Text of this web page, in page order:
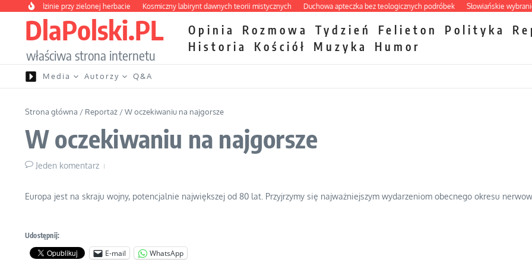
Przejdź do treści
o rodzinie przy zielonej herbacie Kosmiczny labirynt dawnych teorii mistycznych Duchowa apteczka bez teologicznych podróbek Słowiańskie
DlaPolski.PL
właściwa strona internetu
Opinia Rozmowa Tydzień Felieton Polityka
Historia
Kościół Muzyka Humor
Media Autorzy Q&A
Strona główna / Reportaż /W oczekiwaniu na najgorsze
W oczekiwaniu na najgorsze
Jeden komentarz
Europa jest na skraju wojny, potencjalnie największej od 80 lat. Przyjrzymy się najważniejszym wydarzeniom obecnego okresu
Udostępnij:
E-mail WhatsApp